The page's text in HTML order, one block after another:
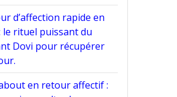
d’affection rapide en
le rituel puissant du
Dovi pour récupérer
en retour affectif :